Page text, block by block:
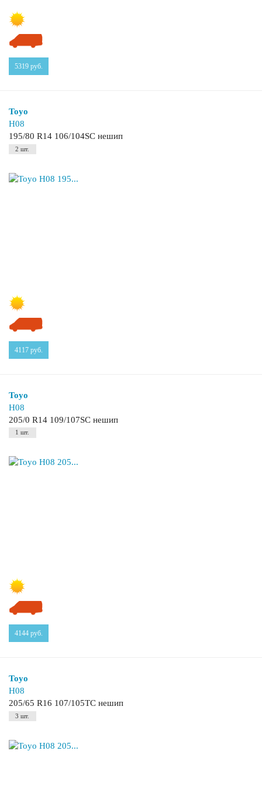
5319 руб.
Toyo
H08
195/80 R14 106/104SC нешип
2 шт.
4117 руб.
Toyo
H08
205/0 R14 109/107SC нешип
1 шт.
4144 руб.
Toyo
H08
205/65 R16 107/105TC нешип
3 шт.